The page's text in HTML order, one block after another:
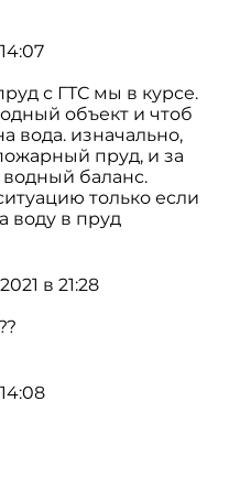
с ГТС мы в курсе.
объект и чтоб
вода. изначально,
пруд, и за
водный баланс.
только если
воду в пруд
в 21:28